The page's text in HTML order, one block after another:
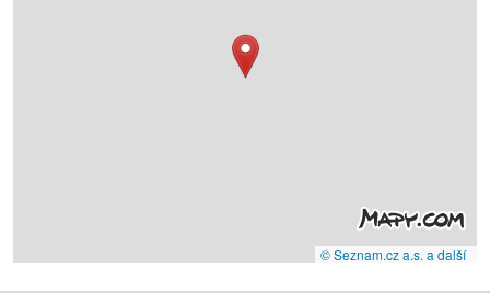
© Seznam.cz a.s. a další